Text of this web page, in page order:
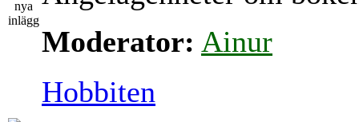
Moderator: Ainur
Hobbiten